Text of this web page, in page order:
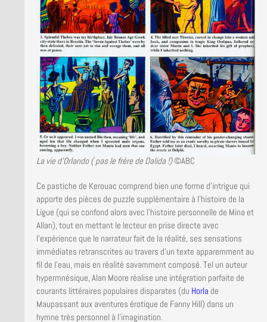
La vie d’Orlando ( pas le frère de Dalida !)©ABC
Ce pastiche de Kerouac comprend bien une forme d’intrigue qui
apporte des pièces de puzzle supplémentaire à l’histoire de la
Ligue (qui se confond alors avec l’histoire personnelle de Mina et
Allan), tout en mettant le lecteur en prise directe avec
l’expérience que le narrateur fait de la réalité, ses sensations
immédiates retranscrites au travers d’un texte apparemment au
fil de l’eau, mais en réalité savamment composé. Tel un auteur
hypermnésique, Alan Moore réalise une intégration parfaite de
courants littéraires populaires disparates (du Horla de
Maupassant aux aventures érotique de Fanny Hill) dans un
hymne très personnel à l’imagination.